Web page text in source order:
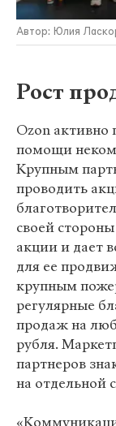
Автор: Юлия
Рост
Ozon активно
помощи
Крупным
проводить
своей
акции и дает
для ее
крупным
регулярные
продаж на
рубля.
партнеров
на отдельной